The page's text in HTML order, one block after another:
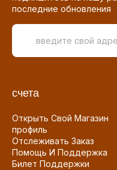
последние обновления
счета
Открыть Свой Магазин
профиль
Отслеживать Заказ
Помощь И Поддержка
Билет Поддержки